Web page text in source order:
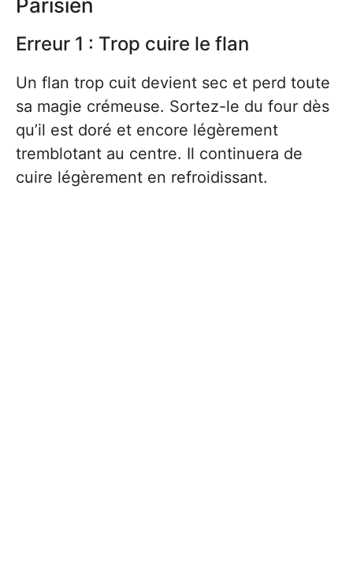
Parisien
Erreur 1 : Trop cuire le flan
Un flan trop cuit devient sec et perd toute
sa magie crémeuse. Sortez-le du four dès
qu’il est doré et encore légèrement
tremblotant au centre. Il continuera de
cuire légèrement en refroidissant.